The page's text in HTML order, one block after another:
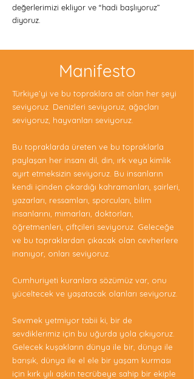
değerlerimizi ekliyor ve “hadi başlıyoruz”
diyoruz.
Manifesto
Türkiye’yi ve bu topraklara ait olan her şeyi
seviyoruz. Denizleri seviyoruz, ağaçları
seviyoruz, hayvanları seviyoruz.
Bu topraklarda üreten ve bu topraklarla
paylaşan her insanı dil, din, ırk veya kimlik
ayırt etmeksizin seviyoruz. Bu insanların
kendi içinden çıkardığı kahramanları, şairleri,
yazarları, ressamları, sporcuları, bilim
insanlarını, mimarları, doktorları,
öğretmenleri, çiftçileri seviyoruz. Geleceğe
ve bu topraklardan çıkacak olan cevherlere
inanıyor, onları seviyoruz.
Cumhuriyeti kuranlara sözümüz var, onu
yüceltecek ve yaşatacak olanları seviyoruz.
Sevmek yetmiyor tabii ki, bir de
sevdiklerimiz için bu uğurda yola çıkıyoruz.
Gelecek kuşakların dünya ile bir, dünya ile
barışık, dünya ile el ele bir yaşam kurması
için kırk yılı aşkın tecrübeye sahip bir ekiple